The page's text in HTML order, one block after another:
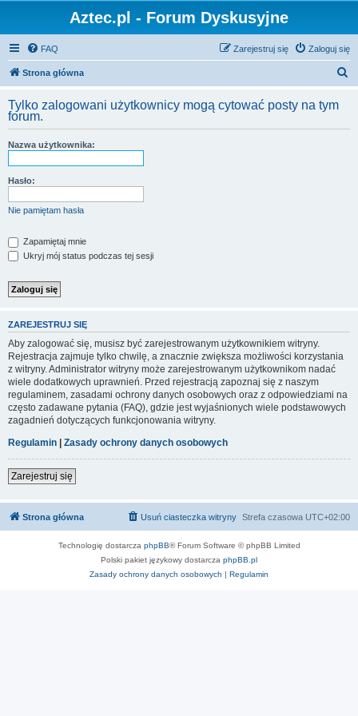
Aztec.pl - Forum Dyskusyjne
FAQ Zaloguj się
Zarejestruj się
Strona główna
k
Tylko zalogowani użytkownicy mogą cytować posty na tym
forum.
Nazwa użytkownika:
Hasło:
Nie pamiętam hasła
Zapamiętaj mnie
Ukryj mój status podczas tej sesji
ZAREJESTRUJ SIĘ
Aby zalogować się, musisz być zarejestrowanym użytkownikiem witryny.
Rejestracja zajmuje tylko chwilę, a znacznie zwiększa możliwości korzystania
z witryny. Administrator witryny może zarejestrowanym użytkownikom nadać
wiele dodatkowych uprawnień. Przed rejestracją zapoznaj się z naszym
regulaminem, zasadami ochrony danych osobowych oraz z odpowiedziami na
często zadawane pytania (FAQ), gdzie jest wyjaśnionych wiele podstawowych
zagadnień dotyczących funkcjonowania witryny.
Regulamin | Zasady ochrony danych osobowych
Zarejestruj się
Strona główna Strefa czasowa UTC+02:00
Usuń ciasteczka witryny
Technologię dostarcza phpBB® Forum Software © phpBB Limited
Polski pakiet językowy dostarcza phpBB.pl
Zasady ochrony danych osobowych | Regulamin